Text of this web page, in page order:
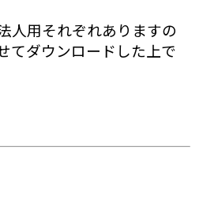
人用それぞれありますの
てダウンロードした上で